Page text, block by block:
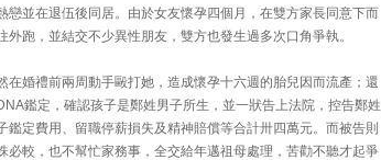
並在退伍後同居。由於女友懷孕四個月，在雙方家長同意下而
跑，並結交不少異性朋友，雙方也發生過多次口角爭執。
婚禮前兩周動手毆打她，造成懷孕十六週的胎兒因而流產；還
鑑定，確認孩子是鄭姓男子所生，並一狀告上法院，控告鄭姓
定費用、留職停薪損失及精神賠償等合計卅四萬元。而被告則
較，也不幫忙家務事，全交給年邁祖母處理，苦勸不聽才起爭